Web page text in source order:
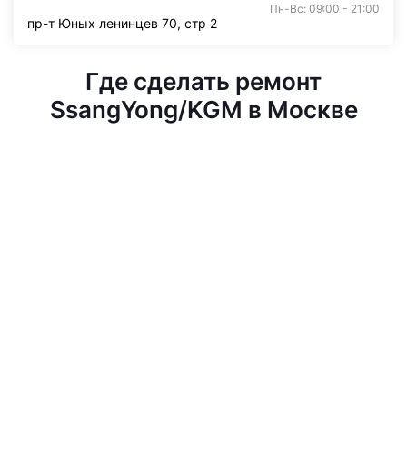
Пн-Вс: 09:00 - 21:00
пр-т Юных ленинцев 70, стр 2
Где сделать ремонт
SsangYong/KGM в Москве